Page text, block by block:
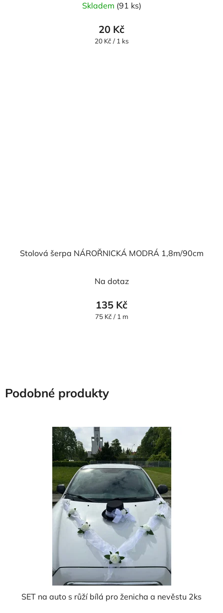
Skladem (91 ks)
20 Kč
Měrná
20 Kč / 1 ks
Stolová šerpa NÁROŘNICKÁ MODRÁ 1,8m/90cm
Na dotaz
135 Kč
Měrná
75 Kč / 1 m
Podobné produkty
SET na auto s růží bílá pro ženicha a nevěstu 2ks